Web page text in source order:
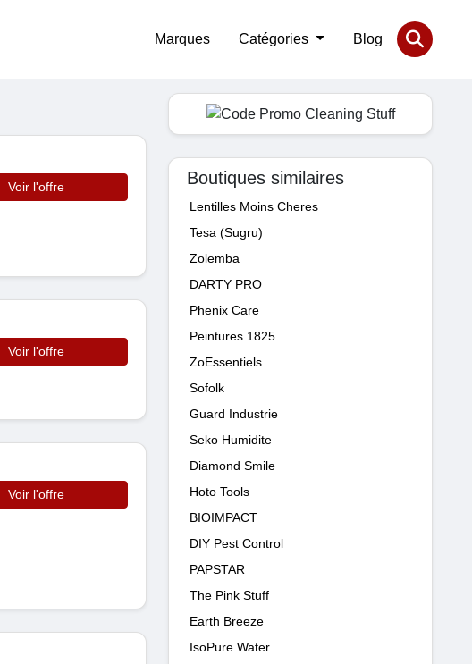
Marques Catégories Blog
Voir l'offre
Voir l'offre
Voir l'offre
Boutiques similaires
Lentilles Moins Cheres
Tesa (Sugru)
Zolemba
DARTY PRO
Phenix Care
Peintures 1825
ZoEssentiels
Sofolk
Guard Industrie
Seko Humidite
Diamond Smile
Hoto Tools
BIOIMPACT
DIY Pest Control
PAPSTAR
The Pink Stuff
Earth Breeze
IsoPure Water